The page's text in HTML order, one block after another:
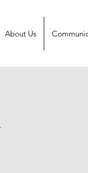
About Us